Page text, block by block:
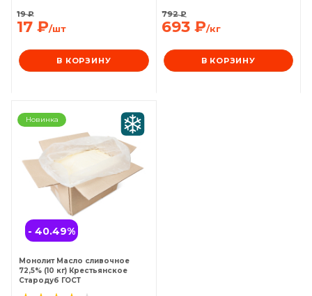
17 ₽/шт
19₽
В КОРЗИНУ
693₽/кг
792₽
В КОРЗИНУ
- 40.49%
Новинка
Монолит Масло сливочное
72,5% (10 кг) Крестьянское
Стародуб ГОСТ